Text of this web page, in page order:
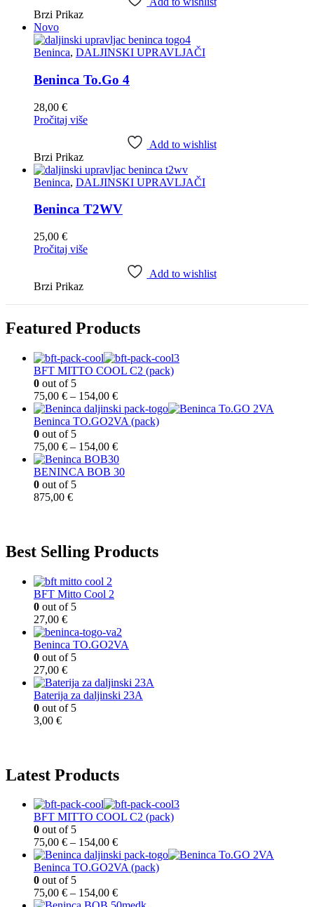
Brzi Prikaz
Novo
Beninca, DALJINSKI UPRAVLJAČI
Beninca To.Go 4
28,00 €
Pročitaj više
Add to wishlist
Brzi Prikaz
Beninca, DALJINSKI UPRAVLJAČI
Beninca T2WV
25,00 €
Pročitaj više
Add to wishlist
Brzi Prikaz
Featured Products
BFT MITTO COOL C2 (pack)
0 out of 5
75,00 € – 154,00 €
Beninca TO.GO2VA (pack)
0 out of 5
75,00 € – 154,00 €
BENINCA BOB 30
0 out of 5
875,00 €
Best Selling Products
BFT Mitto Cool 2
0 out of 5
27,00 €
Beninca TO.GO2VA
0 out of 5
27,00 €
Baterija za daljinski 23A
0 out of 5
3,00 €
Latest Products
BFT MITTO COOL C2 (pack)
0 out of 5
75,00 € – 154,00 €
Beninca TO.GO2VA (pack)
0 out of 5
75,00 € – 154,00 €